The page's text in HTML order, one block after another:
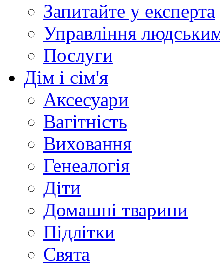
Запитайте у експерта
Управління
Послуги
Дім і сім'я
Аксесуари
Вагітність
Виховання
Генеалогія
Діти
Домашні тварини
Підлітки
Свята